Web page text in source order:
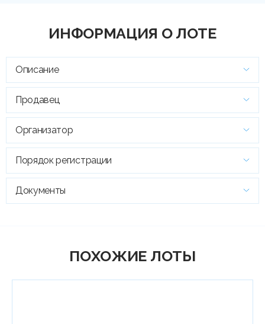
ИНФОРМАЦИЯ О ЛОТЕ
Описание
Продавец
Организатор
Порядок регистрации
Документы
ПОХОЖИЕ ЛОТЫ